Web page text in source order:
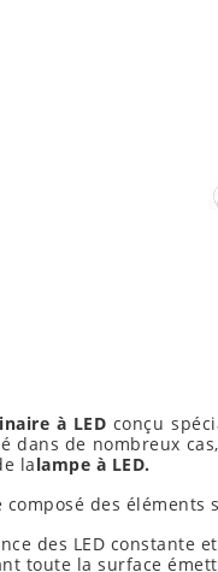
à LED conçu
dans de nombreux
lalampe à LED.
des éléments
des LED constante
toute la surface